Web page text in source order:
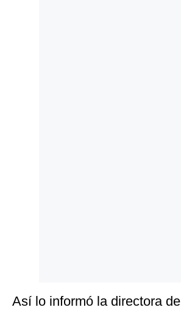
Así lo informó la directora de